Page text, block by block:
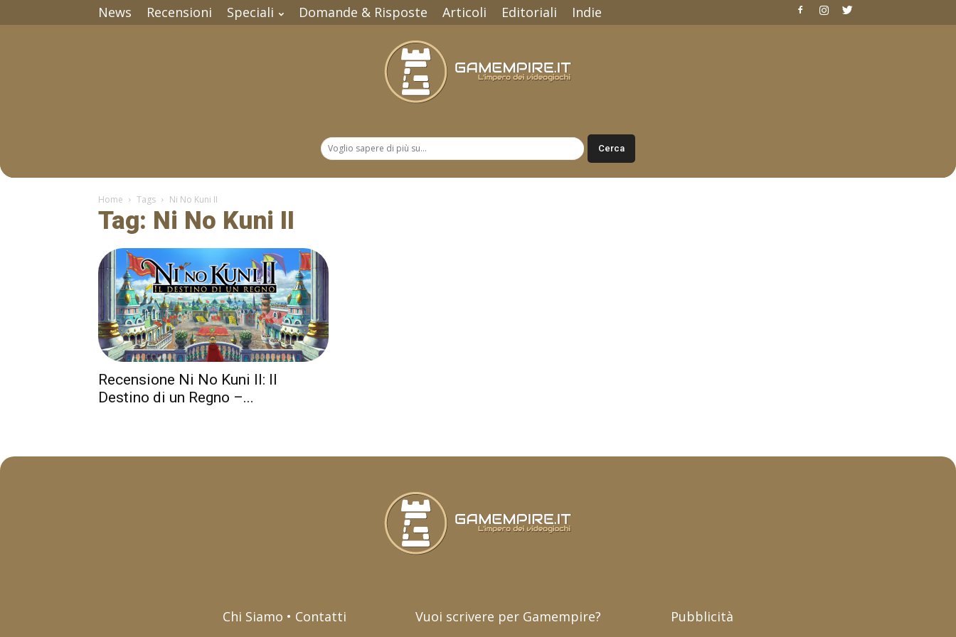
News Recensioni Speciali Domande & Risposte Articoli Editoriali Indie
Home Tags Ni No Kuni II
Tag: Ni No Kuni II
Recensione Ni No Kuni II: Il
Destino di un Regno –...
Chi Siamo • Contatti Vuoi scrivere per Gamempire? Pubblicità